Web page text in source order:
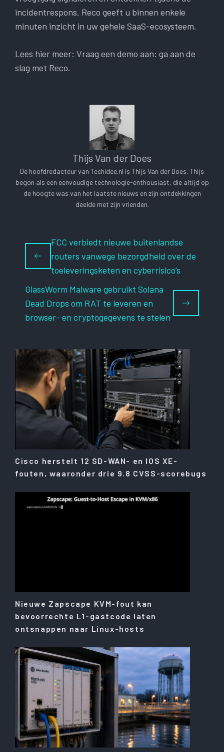
incidentrespons. Reco geeft u binnen enkele
minuten inzicht in uw gehele SaaS-ecosysteem.
Lees hier meer: ​​Vraag een demo aan: ga aan de
slag met Reco.
Thijs Van der Does
De hoofdredacteur van Techidee.nl is Thijs Van der Does. Thijs
begon als een eenvoudige technologie-enthousiast, die altijd op
de hoogte was van het laatste nieuws en zijn ontdekkingen
deelde met zijn vrienden.
FCC verbiedt nieuwe buitenlandse
routers vanwege bezorgdheid over de
toeleveringsketen en cyberrisico’s
GlassWorm Malware gebruikt Solana
Dead Drops om RAT te leveren en
browser- en cryptogegevens te stelen
Cisco herstelt 12 SD-WAN- en IOS XE-
fouten, waaronder drie 9.8 CVSS-scorebugs
Nieuwe Zapscape KVM-fout kan
bevoorrechte L1-gastcode laten
ontsnappen naar Linux-hosts